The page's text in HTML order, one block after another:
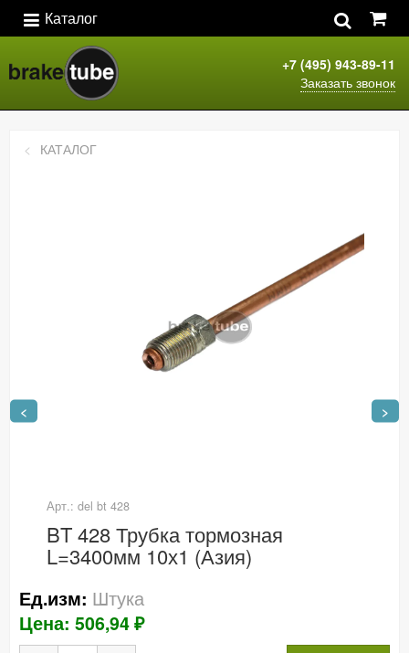
Каталог
+7 (495) 943-89-11
Заказать звонок
< >
КАТАЛОГ
Арт.: del bt 428
BT 428 Трубка тормозная
L=3400мм 10х1 (Азия)
Ед.изм: Штука
Цена: 506,94 ₽